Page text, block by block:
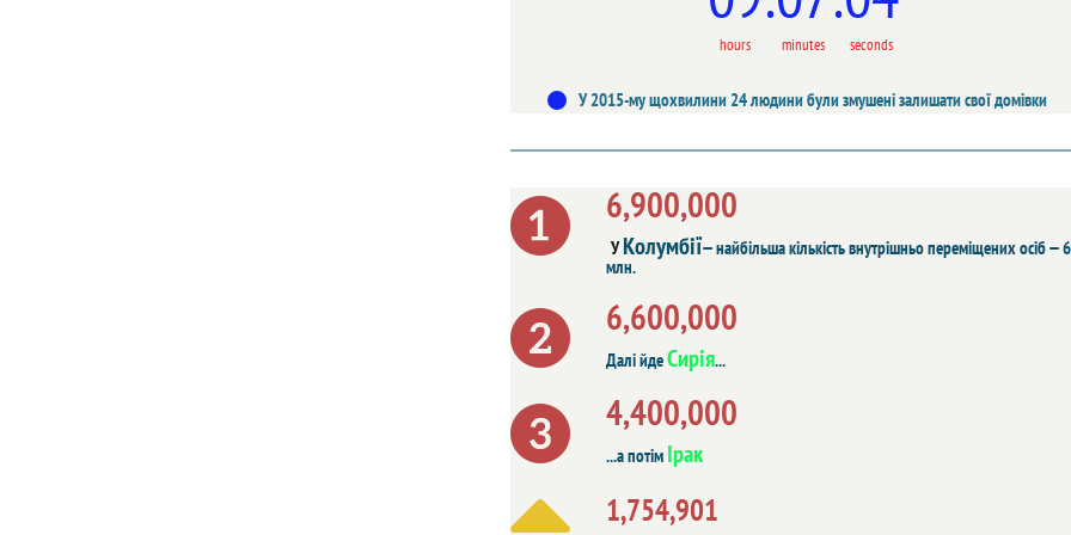
hours minutes seconds
У 2015-му щохвилини 24 людини були змушені залишати свої домівки
6,900,000
У Колумбії— найбільша кількість внутрішньо переміщених осіб —
млн.
6,600,000
Далі йдеСирія...
4,400,000
...а потім Ірак
1,754,901